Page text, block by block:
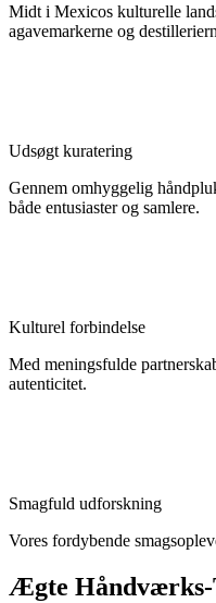
Midt i Mexicos kulturelle
agavemarkerne og
Udsøgt kuratering
Gennem omhyggelig
både entusiaster og samlere.
Kulturel forbindelse
Med meningsfulde
autenticitet.
Smagfuld udforskning
Vores fordybende
Ægte Håndværks-